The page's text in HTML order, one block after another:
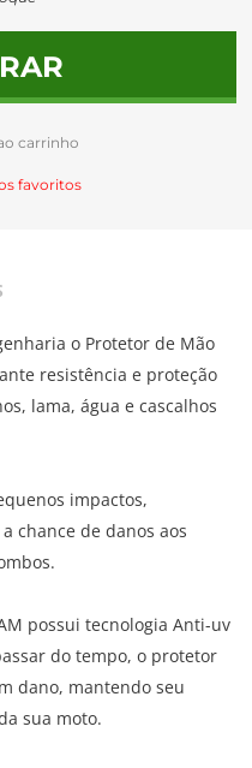
carrinho
favoritos
o Protetor de Mão
resistência e proteção
lama, água e cascalhos
impactos,
chance de danos aos
possui tecnologia Anti-uv
do tempo, o protetor
dano, mantendo seu
sua moto.